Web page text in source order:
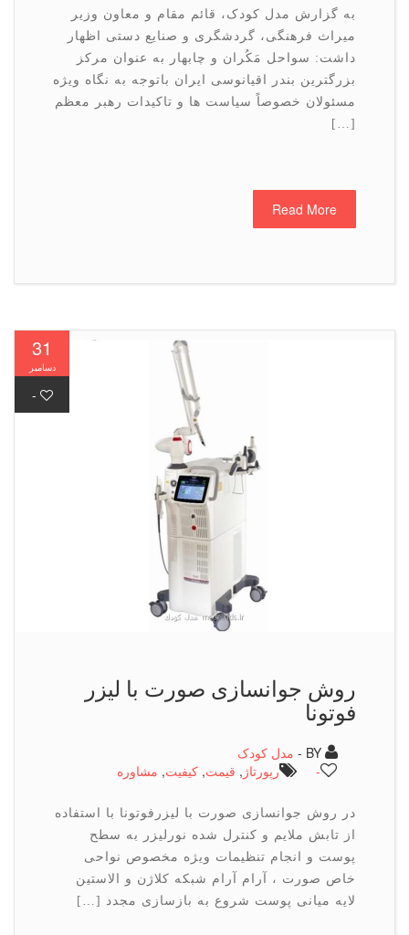
به گزارش مدل کودک، قائم مقام و معاون وزیر
میراث فرهنگی، گردشگری و صنایع دستی اظهار
داشت: سواحل مَکُران و چابهار به عنوان مرکز
بزرگترین بندر اقیانوسی ایران باتوجه به نگاه ویژه
مسئولان خصوصاً سیاست ها و تاکیدات رهبر معظم
Read More
31
روش جوانسازی صورت با لیزر
فوتونا
مدل کودک
رپورتاژ,قیمت, كیفیت,مشاوره
در روش جوانسازی صورت با لیزرفوتونا با استفاده
از تابش ملایم و کنترل شده نورلیزر به سطح
پوست و انجام تنظیمات ویژه مخصوص نواحی
خاص صورت ، آرام آرام شبکه کلاژن و الاستین
لایه میانی پوست شروع به بازسازی مجدد […]